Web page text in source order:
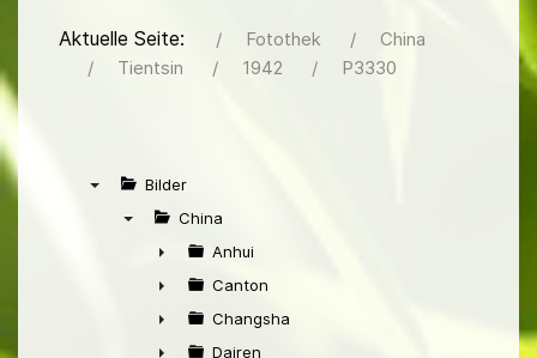
Aktuelle Seite: Fotothek
China
Tientsin
1942 P3330
Bilder
China
►
Anhui
►
Canton
►
Changsha
Dairen